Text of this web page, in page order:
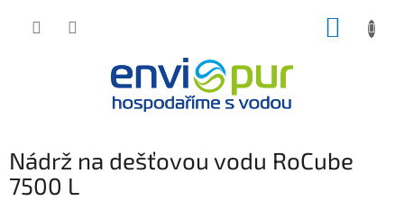
Nádrž na dešťovou vodu RoCube
7500 L